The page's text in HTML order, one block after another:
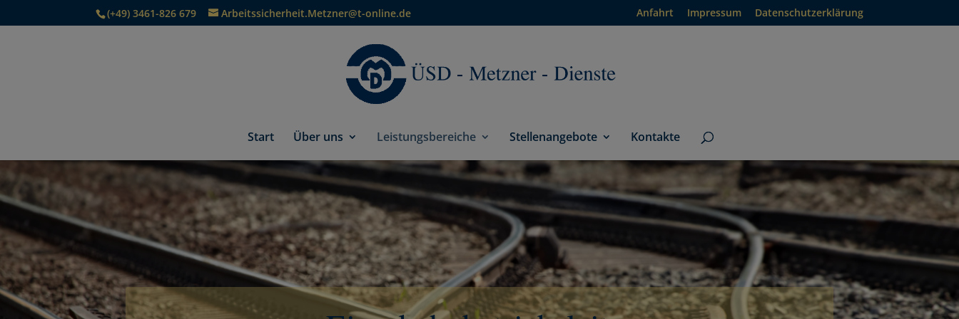
(+49) 3461-826 679 Arbeitssicherheit.Metzner@t-online.de Anfahrt Impressum Datenschutzerklärung
Start Über uns Leistungsbereiche Stellenangebote Kontakte